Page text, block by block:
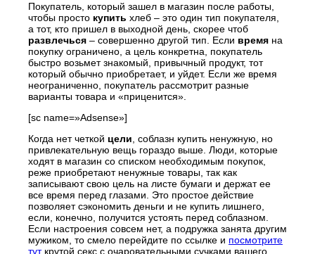
Покупатель, который зашел в магазин после работы,
чтобы просто купить хлеб – это один тип покупателя,
а тот, кто пришел в выходной день, скорее чтоб
развлечься – совершенно другой тип. Если время на
покупку ограничено, а цель конкретна, покупатель
быстро возьмет знакомый, привычный продукт, тот
который обычно приобретает, и уйдет. Если же время
неограниченно, покупатель рассмотрит разные
варианты товара и «приценится».
[sc name=»Adsense»]
Когда нет четкой цели , соблазн купить ненужную, но
привлекательную вещь гораздо выше. Люди, которые
ходят в магазин со списком необходимым покупок,
реже приобретают ненужные товары, так как
записывают свою цель на листе бумаги и держат ее
все время перед глазами. Это простое действие
позволяет сэкономить деньги и не купить лишнего,
если, конечно, получится устоять перед соблазном.
Если настроения совсем нет, а подружка занята другим
мужиком, то смело перейдите по ссылке и посмотрите
туткрутой секс с очаровательными сучками вашего